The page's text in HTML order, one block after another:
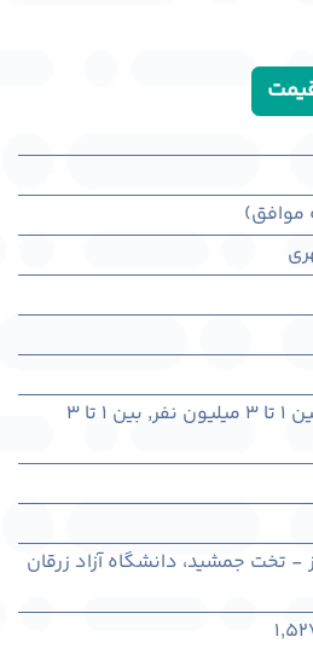
موافق)
میلیون نفر ,
بین ۱ تا ۳
- تخت جمشید، دانشگاه آزاد زرقان